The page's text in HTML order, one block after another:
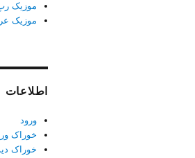
موزیک
موزیک
اطلاعات
ورود
خوراک
خوراک